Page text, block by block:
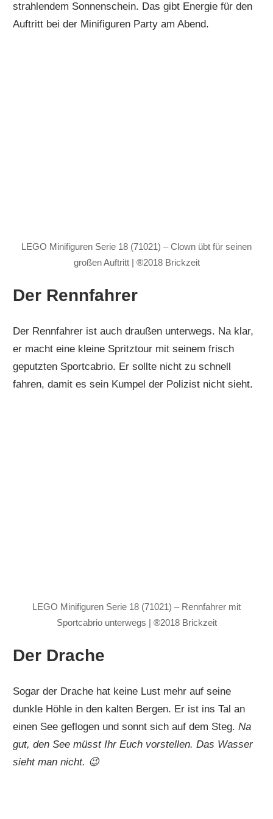
strahlendem Sonnenschein. Das gibt Energie für den
Auftritt bei der Minifiguren Party am Abend.
LEGO Minifiguren Serie 18 (71021) – Clown übt für seinen
großen Auftritt | ®2018 Brickzeit
Der Rennfahrer
Der Rennfahrer ist auch draußen unterwegs. Na klar,
er macht eine kleine Spritztour mit seinem frisch
geputzten Sportcabrio. Er sollte nicht zu schnell
fahren, damit es sein Kumpel der Polizist nicht sieht.
LEGO Minifiguren Serie 18 (71021) – Rennfahrer mit
Sportcabrio unterwegs | ®2018 Brickzeit
Der Drache
Sogar der Drache hat keine Lust mehr auf seine
dunkle Höhle in den kalten Bergen. Er ist ins Tal an
einen See geflogen und sonnt sich auf dem Steg.Na
gut, den See müsst Ihr Euch vorstellen. Das Wasser
sieht man nicht. 😉